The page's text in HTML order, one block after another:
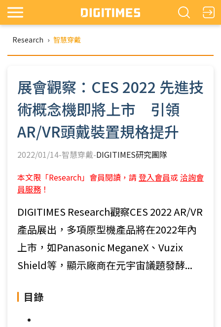
Research › 智慧穿戴
展會觀察：CES 2022 先進技
術概念機即將上市 引領
AR/VR頭戴裝置規格提升
2022/01/14-智慧穿戴-DIGITIMES研究團隊
本文限「Research」會員閱讀，請 登入會員或 洽詢會
員服務 ！
DIGITIMES Research觀察CES 2022 AR/VR
產品展出，多項原型機產品將在2022年內
上市，如Panasonic MeganeX、Vuzix
Shield等，顯示廠商在元宇宙議題發酵...
目錄